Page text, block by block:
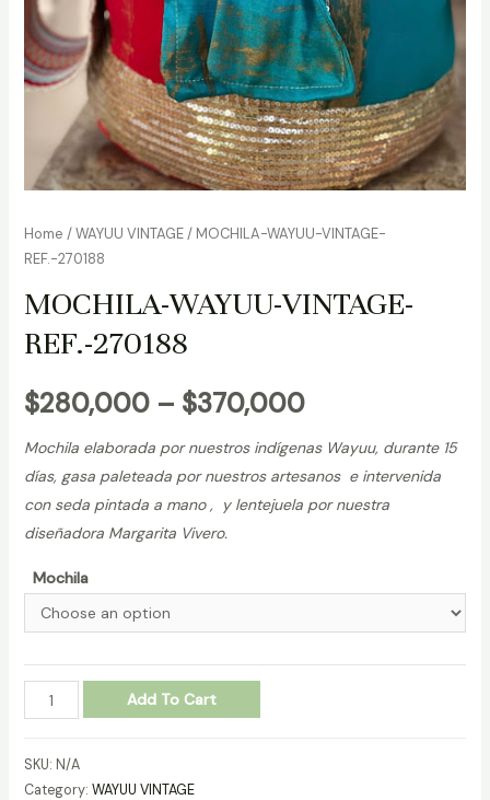
Home /WAYUU VINTAGE/ MOCHILA-WAYUU-VINTAGE-
REF.-270188
MOCHILA-WAYUU-VINTAGE-
REF.-270188
$280,000– $370,000
Mochila elaborada por nuestros indígenas Wayuu, durante 15
días, gasa paleteada por nuestros artesanos e intervenida
con seda pintada a mano , y lentejuela por nuestra
diseñadora Margarita Vivero.
Mochila
MOCHILA-
WAYUU-
REF.-270188
Add To Cart
SKU: N/A
Category: WAYUU VINTAGE